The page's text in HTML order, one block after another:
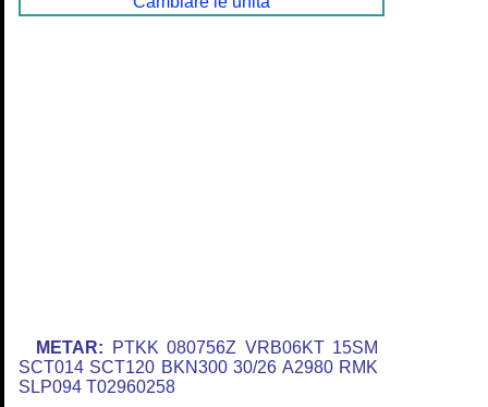
METAR: PTKK 080756Z VRB06KT 15SM
SCT014 SCT120 BKN300 30/26 A2980 RMK
SLP094 T02960258